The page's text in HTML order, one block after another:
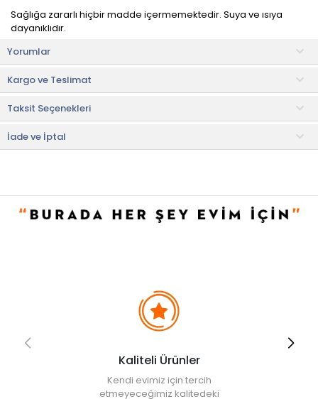
Sağlığa zararlı hiçbir madde içermemektedir. Suya ve ısıya
dayanıklıdır.
Kullanım ve Bakım Bilgileri
• Yumuşak bir bez veya sünger vasıtası ile silinerek
temizlenebilir.
• Not: Bu fiyat perakende satışlar için belirlenmiştir. Toplu alımlar
Evidea tarafından incelenecek ve uygun bulunmayan siparişler
iptal edilecektir.
• " Ürün görsellerinde ışık, ortam ve dijital düzenlemelere bağlı
Yorumlar
Kargo ve Teslimat
Taksit Seçenekleri
İade ve İptal
Kaliteli Ürünler
Kendi evimiz için tercih
etmeyeceğimiz kalitedeki